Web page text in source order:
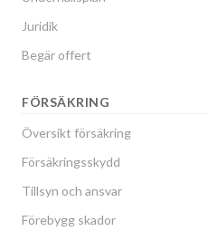
Juridik
Begär offert
FÖRSÄKRING
Översikt försäkring
Försäkringsskydd
Tillsyn och ansvar
Förebygg skador